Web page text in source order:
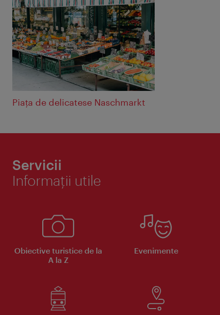
Piaţa de delicatese Naschmarkt
Servicii
Informaţii utile
Obiective turistice de la
A la Z
Evenimente